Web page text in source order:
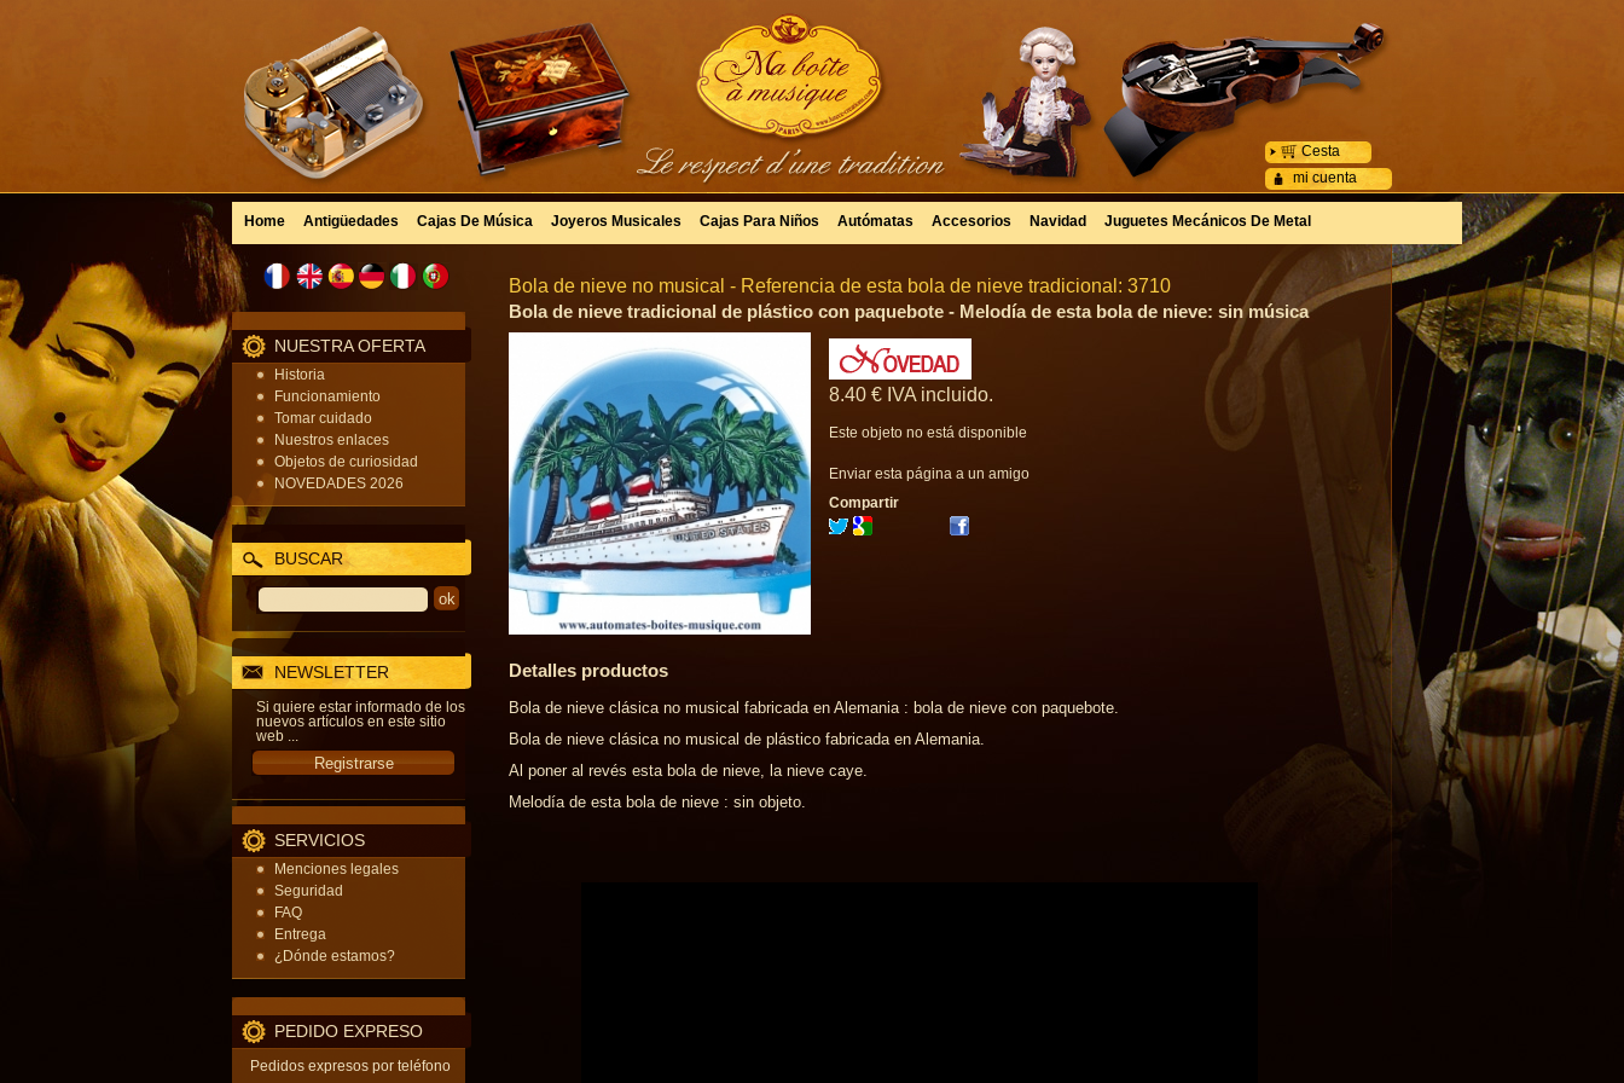
mi cuenta
Cesta
Home Antigüedades Cajas De Música Joyeros Musicales Cajas Para Niños Autómatas Accesorios Navidad Juguetes Mecánicos De Metal
NUESTRA OFERTA
Historia
Funcionamiento
Tomar cuidado
Nuestros enlaces
Objetos de curiosidad
NOVEDADES 2026
BUSCAR
NEWSLETTER
Si quiere estar informado de los
nuevos artículos en este sitio
web ...
SERVICIOS
Menciones legales
Seguridad
FAQ
Entrega
¿Dónde estamos?
PEDIDO EXPRESO
Pedidos expresos por teléfono
Bola de nieve no musical - Referencia de esta bola de nieve tradicional: 3710
Bola de nieve tradicional de plástico con paquebote - Melodía de esta bola de nieve: sin música
8.40 € IVA incluido.
Este objeto no está disponible
Enviar esta página a un amigo
Compartir
Detalles productos
Bola de nieve clásica no musical fabricada en Alemania : bola de nieve con paquebote.
Bola de nieve clásica no musical de plástico fabricada en Alemania.
Al poner al revés esta bola de nieve, la nieve caye.
Melodía de esta bola de nieve : sin objeto.